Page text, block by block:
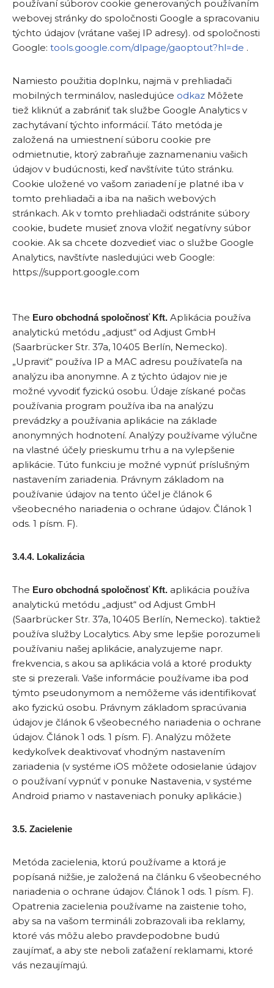
používaní súborov cookie generovaných používaním
webovej stránky do spoločnosti Google a spracovaniu
týchto údajov (vrátane vašej IP adresy). od spoločnosti
Google: tools.google.com/dlpage/gaoptout?hl=de .
Namiesto použitia doplnku, najmä v prehliadači
mobilných terminálov, nasledujúce odkaz Môžete
tiež kliknúť a zabrániť tak službe Google Analytics v
zachytávaní týchto informácií. Táto metóda je
založená na umiestnení súboru cookie pre
odmietnutie, ktorý zabraňuje zaznamenaniu vašich
údajov v budúcnosti, keď navštívite túto stránku.
Cookie uložené vo vašom zariadení je platné iba v
tomto prehliadači a iba na našich webových
stránkach. Ak v tomto prehliadači odstránite súbory
cookie, budete musieť znova vložiť negatívny súbor
cookie. Ak sa chcete dozvedieť viac o službe Google
Analytics, navštívte nasledujúci web Google:
https://support.google.com
The Euro obchodná spoločnosť Kft. Aplikácia používa
analytickú metódu „adjust“ od Adjust GmbH
(Saarbrücker Str. 37a, 10405 Berlín, Nemecko).
„Upraviť“ používa IP a MAC adresu používateľa na
analýzu iba anonymne. A z týchto údajov nie je
možné vyvodiť fyzickú osobu. Údaje získané počas
používania program používa iba na analýzu
prevádzky a používania aplikácie na základe
anonymných hodnotení. Analýzy používame výlučne
na vlastné účely prieskumu trhu a na vylepšenie
aplikácie. Túto funkciu je možné vypnúť príslušným
nastavením zariadenia. Právnym základom na
používanie údajov na tento účel je článok 6
všeobecného nariadenia o ochrane údajov. Článok 1
ods. 1 písm. F).
3.4.4. Lokalizácia
The Euro obchodná spoločnosť Kft. aplikácia používa
analytickú metódu „adjust“ od Adjust GmbH
(Saarbrücker Str. 37a, 10405 Berlín, Nemecko). taktiež
používa služby Localytics. Aby sme lepšie porozumeli
používaniu našej aplikácie, analyzujeme napr.
frekvencia, s akou sa aplikácia volá a ktoré produkty
ste si prezerali. Vaše informácie používame iba pod
týmto pseudonymom a nemôžeme vás identifikovať
ako fyzickú osobu. Právnym základom spracúvania
údajov je článok 6 všeobecného nariadenia o ochrane
údajov. Článok 1 ods. 1 písm. F). Analýzu môžete
kedykoľvek deaktivovať vhodným nastavením
zariadenia (v systéme iOS môžete odosielanie údajov
o používaní vypnúť v ponuke Nastavenia, v systéme
Android priamo v nastaveniach ponuky aplikácie.)
3.5. Zacielenie
Metóda zacielenia, ktorú používame a ktorá je
popísaná nižšie, je založená na článku 6 všeobecného
nariadenia o ochrane údajov. Článok 1 ods. 1 písm. F).
Opatrenia zacielenia používame na zaistenie toho,
aby sa na vašom termináli zobrazovali iba reklamy,
ktoré vás môžu alebo pravdepodobne budú
zaujímať, a aby ste neboli zaťažení reklamami, ktoré
vás nezaujímajú.